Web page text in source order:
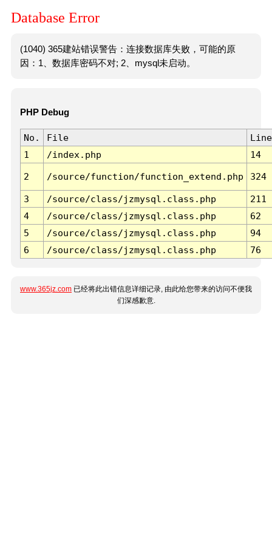
Database Error
(1040) 365建站错误警告：连接数据库失败，可能的原
因：1、数据库密码不对; 2、mysql未启动。
PHP Debug
No. File
Line
1
/index.php 14
2 /source/function/function_extend.php 324
3 /source/class/jzmysql.class.php
211
4
/source/class/jzmysql.class.php
62
5
/source/class/jzmysql.class.php
94
6
/source/class/jzmysql.class.php 76
www.365jz.com 已经将此出错信息详细记录, 由此给您带来的访问不便我
们深感歉意.